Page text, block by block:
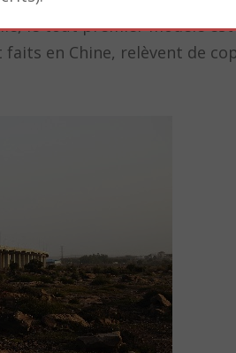
le tout premier modèle
en Chine, relèvent de